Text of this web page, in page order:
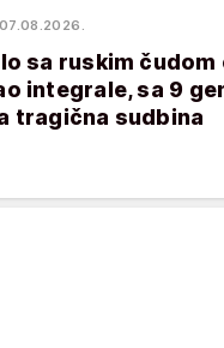
07.08.2026.
sa ruskim
integrale, sa 9
tragična sudbina